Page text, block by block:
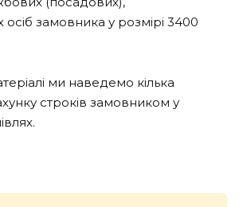
замовника у розмірі 3400
ми наведемо кілька
строків замовником у